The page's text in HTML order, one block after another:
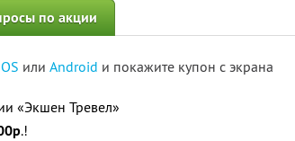
по акции
или Android и покажите купон с экрана
«Экшен Тревел»
.!